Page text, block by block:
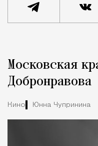
Город
Московская
Добронравова
Кино Юнна Чупринина